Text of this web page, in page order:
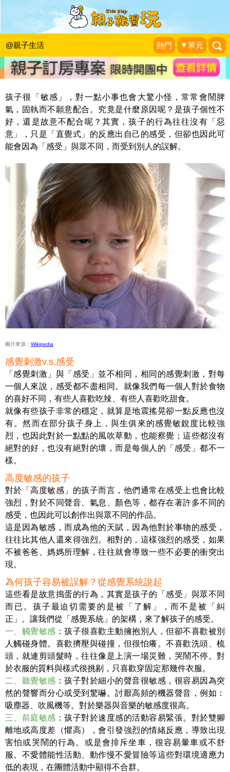
@親子生活 熱門 ▼單元
孩子不配合？高度敏感的孩子，需要被
了解、接納與預防
光光老師 兒童專注力問診室|2015-05-10
孩子很「敏感」，對一點小事也會大驚小怪，常常會鬧脾
氣，固執而不願意配合。究竟是什麼原因呢？是孩子個性不
好，還是故意不配合呢？其實，孩子的行為往往沒有「惡
意」，只是「直覺式」的反應出自己的感受，但卻也因此可
能會因為「感受」與眾不同，而受到別人的誤解。
圖片來源： Wikipedia
感覺刺激v.s.感受
「感覺刺激」與「感受」並不相同，相同的感覺刺激，對每
一個人來說，感受都不盡相同。就像我們每一個人對於食物
的喜好不同，有些人喜歡吃辣、有些人喜歡吃甜食。
就像有些孩子非常的穩定，就算是地震搖晃卻一點反應也沒
有。然而在部分孩子身上，與生俱來的感覺敏銳度比較強
烈，也因此對於一點點的風吹草動，也能察覺；這些都沒有
絕對的好，也沒有絕對的壞，而是每個人的「感受」都不一
樣。
高度敏感的孩子
對於「高度敏感」的孩子而言，他們通常在感受上也會比較
強烈，對於不同聲音、氣息、顏色等，都存在著許多不同的
感受，也因此可以創作出與眾不同的作品。
這是因為敏感，而成為他的天賦，因為他對於事物的感受，
往往比其他人還來得強烈。相對的，這樣強烈的感受，如果
不被爸爸、媽媽所理解，往往就會導致一些不必要的衝突出
現。
為何孩子容易被誤解？從感覺系統說起
這些看是故意搗蛋的行為，其實是孩子的「感受」與眾不同
而已。孩子最迫切需要的是被「了解」，而不是被「糾
正」。讓我們從「感覺系統」的架構，來了解孩子的感受。
一、觸覺敏感 ：孩子很喜歡主動擁抱別人，但卻不喜歡被別
人觸碰身體。喜歡擠壓與碰撞，但很怕癢。不喜歡洗頭、梳
頭，就連剪頭髮時，往往像是上演一場災難，哭鬧不停。對
於衣服的質料與樣式很挑剔，只喜歡穿固定那幾件衣服。
二、聽覺敏感 ：孩子對於細小的聲音很敏感，很容易因為突
然的聲響而分心或受到驚嚇。討厭高頻的機器聲音，例如：
吸塵器、吹風機等。對於樂器與音樂的敏感度很高。
三、前庭敏感 ：孩子對於速度感的活動容易緊張。對於雙腳
離地或高度差（懼高），會引發強烈的情緒反應，導致出現
害怕或哭鬧的行為。或是會排斥坐車，很容易暈車或不舒
服。不愛體能性活動、動作慢不愛冒險等這些對環境適應力
低的表現，在團體活動中顯得不合群。